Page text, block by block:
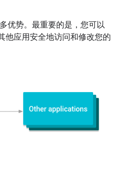
优势。最重要的是，您可以
应用安全地访问和修改您的